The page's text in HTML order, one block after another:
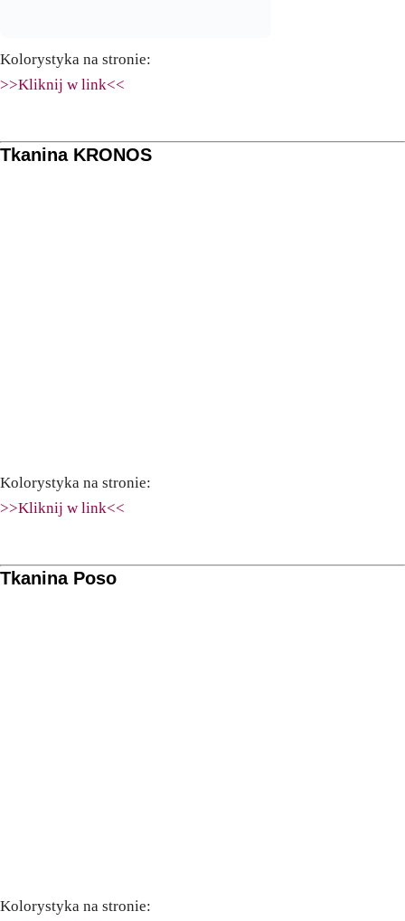
Kolorystyka na stronie:
>>Kliknij w link<<
Tkanina KRONOS
Kolorystyka na stronie:
>>Kliknij w link<<
Tkanina Poso
Kolorystyka na stronie: